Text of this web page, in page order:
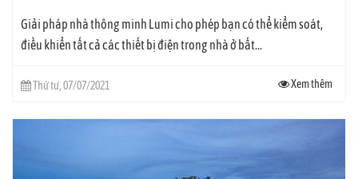
Giải pháp nhà thông minh Lumi cho phép bạn có thể kiểm soát,
điều khiển tất cả các thiết bị điện trong nhà ở bất...
Thứ tư, 07/07/2021 Xem thêm